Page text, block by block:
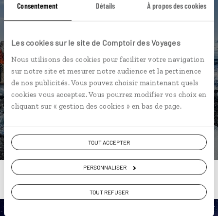
Consentement Détails À propos des cookies
Les cookies sur le site de Comptoir des Voyages
Nous utilisons des cookies pour faciliter votre navigation
sur notre site et mesurer notre audience et la pertinence
de nos publicités. Vous pouvez choisir maintenant quels
cookies vous acceptez. Vous pourrez modifier vos choix en
cliquant sur « gestion des cookies » en bas de page.
TOUT ACCEPTER
PERSONNALISER
TOUT REFUSER
Nos 13 idées de voyage
Islande